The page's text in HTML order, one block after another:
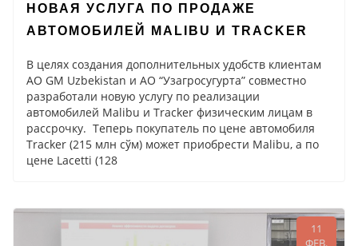
НОВАЯ УСЛУГА ПО ПРОДАЖЕ
АВТОМОБИЛЕЙ MALIBU И TRACKER
В целях создания дополнительных удобств клиентам
АО GM Uzbekistan и АО “Узагросугурта” совместно
разработали новую услугу по реализации
автомобилей Malibu и Tracker физическим лицам в
рассрочку. Теперь покупатель по цене автомобиля
Tracker (215 млн сўм) может приобрести Malibu, а по
цене Lacetti (128
11
ФЕВ.